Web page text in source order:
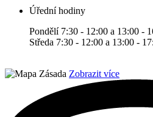
Úřední hodiny
Pondělí 7:30 - 12:00 a 13:00 -
Středa 7:30 - 12:00 a 13:00 -
Zobrazit více